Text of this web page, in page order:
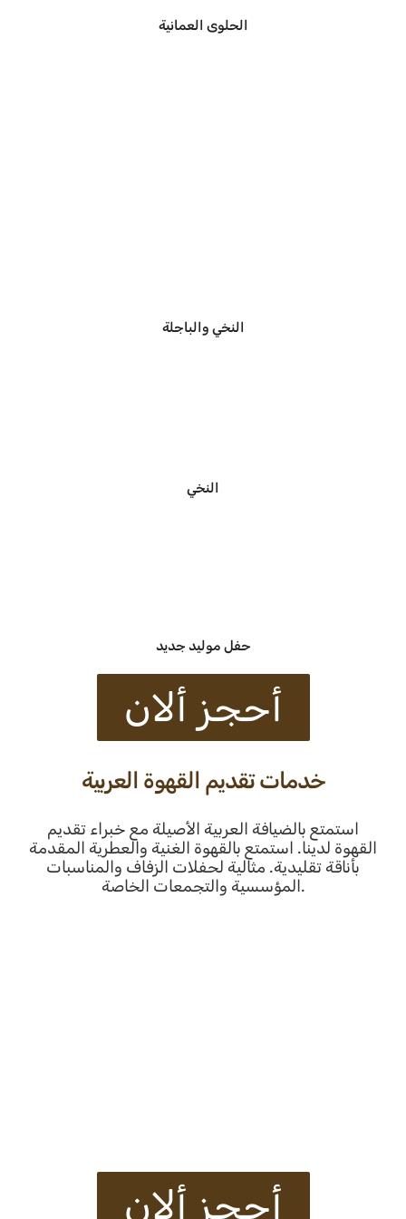
الحلوى العمانية
النخي والباجلة
النخي
حفل موليد جديد
أحجز ألان
خدمات تقديم القهوة العربية
استمتع بالضيافة العربية الأصيلة مع خبراء تقديم
القهوة لدينا. استمتع بالقهوة الغنية والعطرية المقدمة
بأناقة تقليدية. مثالية لحفلات الزفاف والمناسبات
المؤسسية والتجمعات الخاصة.
أحجز ألان